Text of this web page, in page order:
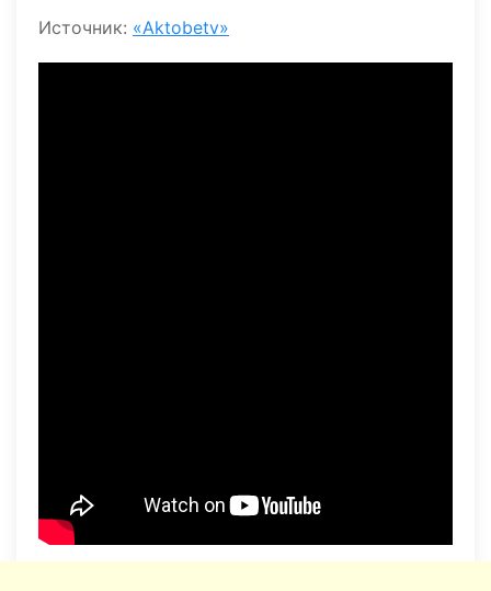
Источник: «Aktobetv»